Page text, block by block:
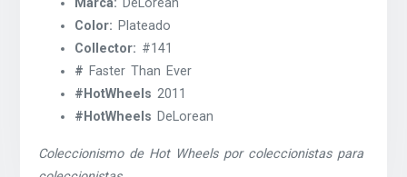
Color: Plateado
Collector: #141
# Faster Than Ever
#HotWheels 2011
#HotWheels DeLorean
Coleccionismo de Hot Wheels por coleccionistas para